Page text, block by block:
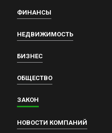
ФИНАНСЫ
НЕДВИЖИМОСТЬ
БИЗНЕС
ОБЩЕСТВО
ЗАКОН
НОВОСТИ КОМПАНИЙ